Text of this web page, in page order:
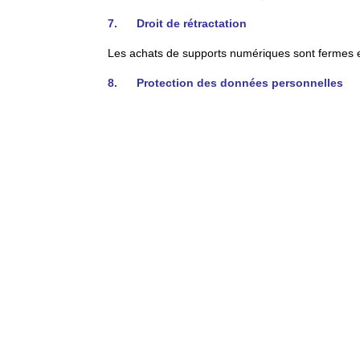
7. Droit de rétractation
Les achats de supports numériques sont
8. Protection des données personnelles